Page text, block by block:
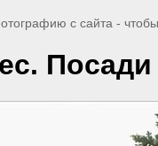
с сайта -
Посади